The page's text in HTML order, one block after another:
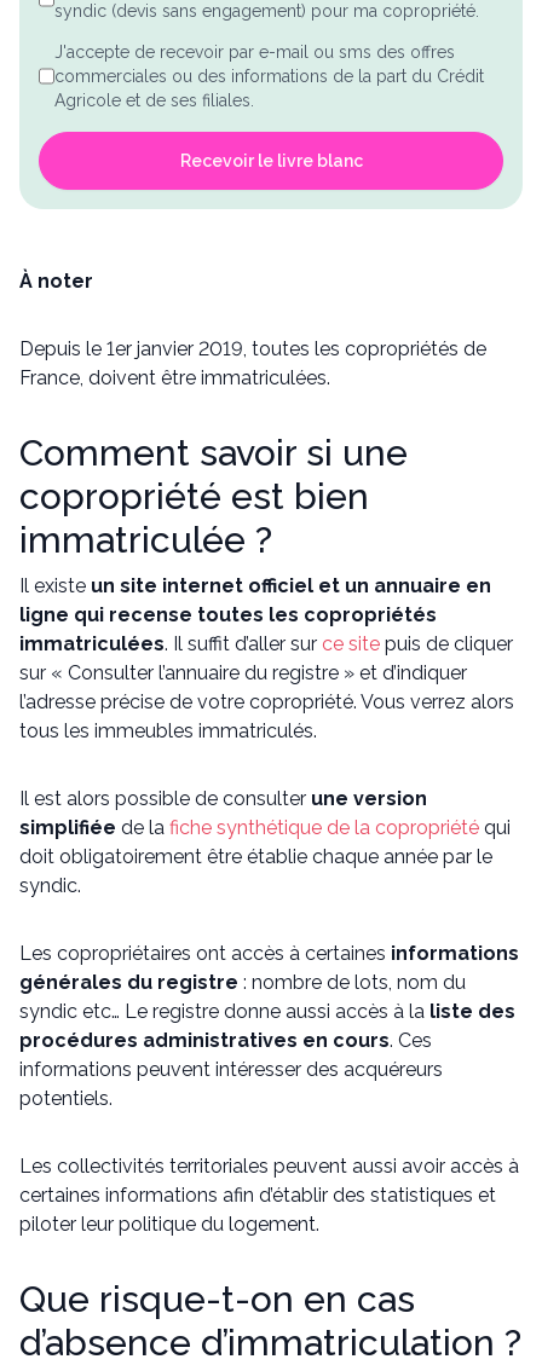
syndic (devis sans engagement) pour ma copropriété.
J'accepte de recevoir par e-mail ou sms des offres
commerciales ou des informations de la part du Crédit
Agricole et de ses filiales.
Recevoir le livre blanc
À noter
Depuis le 1er janvier 2019, toutes les copropriétés de
France, doivent être immatriculées.
Comment savoir si une
copropriété est bien
immatriculée ?
Il existe un site internet officiel et un annuaire en
ligne qui recense toutes les copropriétés
immatriculées. Il suffit d’aller sur ce site puis de cliquer
sur « Consulter l’annuaire du registre » et d’indiquer
l’adresse précise de votre copropriété. Vous verrez alors
tous les immeubles immatriculés.
Il est alors possible de consulter une version
simplifiée de la fiche synthétique de la copropriété qui
doit obligatoirement être établie chaque année par le
syndic.
Les copropriétaires ont accès à certaines informations
générales du registre : nombre de lots, nom du
syndic etc… Le registre donne aussi accès à la liste des
procédures administratives en cours. Ces
informations peuvent intéresser des acquéreurs
potentiels.
Les collectivités territoriales peuvent aussi avoir accès à
certaines informations afin d’établir des statistiques et
piloter leur politique du logement.
Que risque-t-on en cas
d’absence d’immatriculation ?